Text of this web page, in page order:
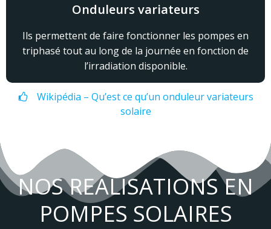
Onduleurs variateurs
Ils permettent de faire fonctionner les pompes en
triphasé tout au long de la journée en fonction de
l’irradiation disponible.
Wikipédia – Qu’est ce qu’un onduleur variateurs
solaire
NOS REALISATIONS EN
POMPES SOLAIRES